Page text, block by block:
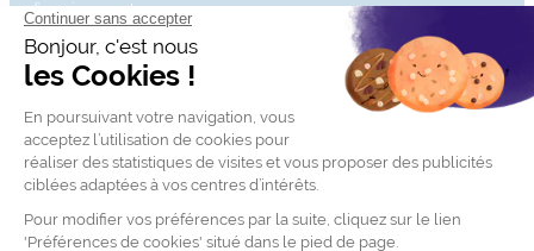
d’enseignement
supérieur technique
privé, Association à but
non lucratif – Groupe
Mise à jour site : Janvier
2026
XML Sitemap Mentions légales
Charte des données
personnelles